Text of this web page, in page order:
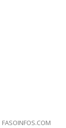
FASOINFOS.COM